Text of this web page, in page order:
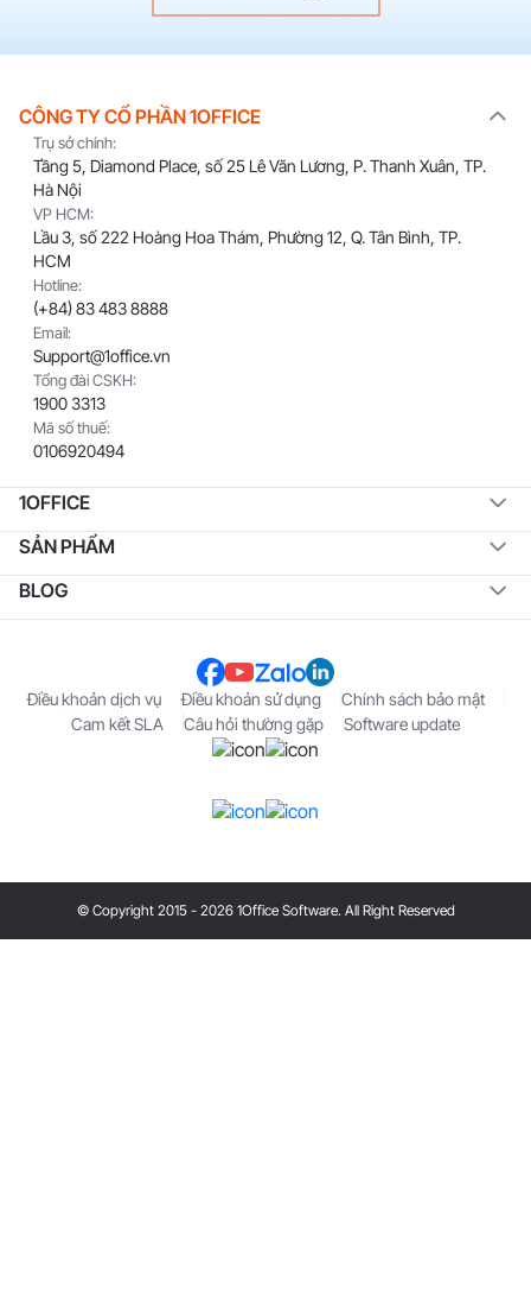
CÔNG TY CỔ PHẦN 1OFFICE
Trụ sở chính:
Tầng 5, Diamond Place, số 25 Lê Văn Lương, P. Thanh Xuân, TP.
Hà Nội
VP HCM:
Lầu 3, số 222 Hoàng Hoa Thám, Phường 12, Q. Tân Bình, TP.
HCM
Hotline:
(+84) 83 483 8888
Email:
Support@1office.vn
Tổng đài CSKH:
1900 3313
Mã số thuế:
0106920494
1OFFICE
SẢN PHẨM
BLOG
Điều khoản dịch vụ Điều khoản sử dụng
Chính sách bảo mật
Cam kết SLA
Câu hỏi thường gặp Software update
© Copyright 2015 - 2026 1Office Software. All Right Reserved